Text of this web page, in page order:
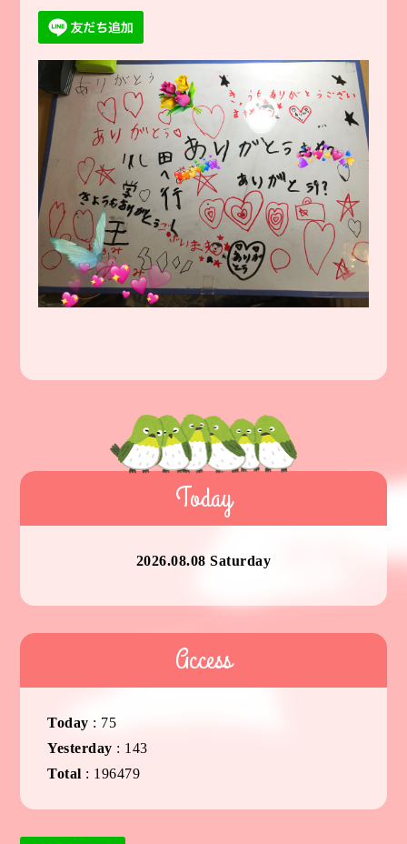
Today
2026.08.08 Saturday
Access
Today : 75
Yesterday : 143
Total : 196479